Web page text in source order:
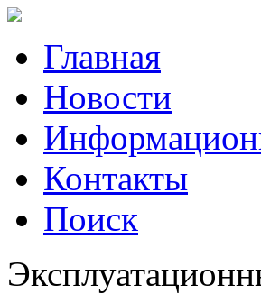
Главная
Новости
Контакты
Поиск